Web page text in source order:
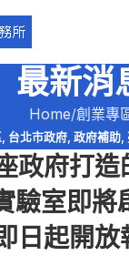
最新消
Home 創業專
, 台北市政府, 政府補助,
政府打造
驗室即將
日起開放